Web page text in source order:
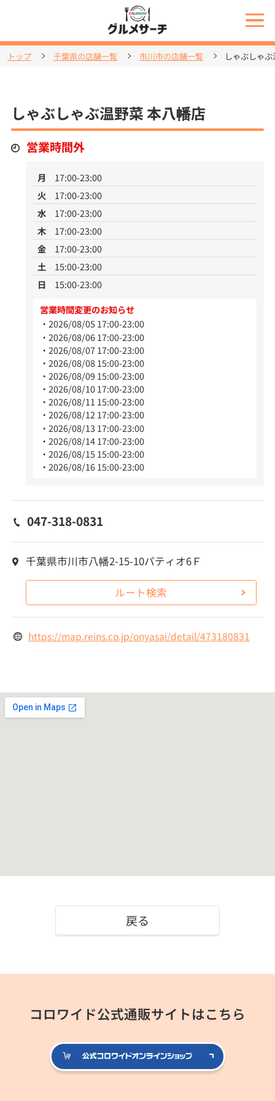
トップ 千葉県の店舗一覧 市川市の店舗一覧 しゃぶしゃ
しゃぶしゃぶ温野菜 本八幡店
営業時間外
月
17:00-23:00
火
17:00-23:00
水
17:00-23:00
木
17:00-23:00
金
17:00-23:00
土
15:00-23:00
日
15:00-23:00
営業時間変更のお知らせ
2026/08/05 17:00-23:00
2026/08/06 17:00-23:00
2026/08/07 17:00-23:00
2026/08/08 15:00-23:00
2026/08/09 15:00-23:00
2026/08/10 17:00-23:00
2026/08/11 15:00-23:00
2026/08/12 17:00-23:00
2026/08/13 17:00-23:00
2026/08/14 17:00-23:00
2026/08/15 15:00-23:00
2026/08/16 15:00-23:00
047-318-0831
千葉県市川市八幡2-15-10パティオ6Ｆ
ルート検索
https://map.reins.co.jp/onyasai/detail/473180831
戻る
コロワイド公式通販サイトはこちら
公式コロ